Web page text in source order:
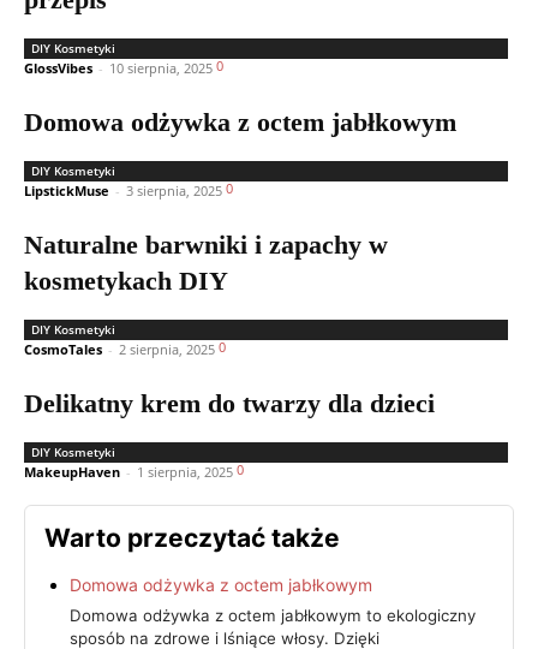
DIY Kosmetyki
GlossVibes - 10 sierpnia, 2025 0
Domowa odżywka z octem jabłkowym
DIY Kosmetyki
LipstickMuse - 3 sierpnia, 2025 0
Naturalne barwniki i zapachy w
kosmetykach DIY
DIY Kosmetyki
CosmoTales - 2 sierpnia, 2025 0
Delikatny krem do twarzy dla dzieci
DIY Kosmetyki
MakeupHaven - 1 sierpnia, 2025 0
Warto przeczytać także
Domowa odżywka z octem jabłkowym
Domowa odżywka z octem jabłkowym to ekologiczny
sposób na zdrowe i lśniące włosy. Dzięki